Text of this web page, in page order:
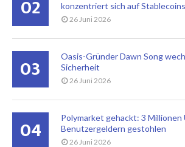
02
konzentriert sich auf
26 Juni 2026
03
Oasis-Gründer Dawn Song
Sicherheit
26 Juni 2026
04
Polymarket gehackt: 3 Millionen
Benutzergeldern gestohlen
26 Juni 2026